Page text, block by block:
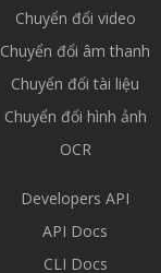
Chuyển đổi video
Chuyển đổi âm thanh
Chuyển đổi tài liệu
Chuyển đổi hình ảnh
OCR
Developers API
API Docs
CLI Docs